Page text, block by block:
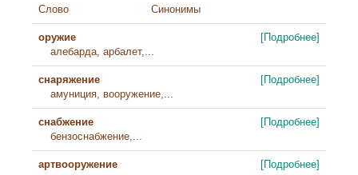
Слово
Синонимы
оружие
алебарда, арбалет,...
[Подробнее]
снаряжение
амуниция, вооружение,...
[Подробнее]
снабжение
бензоснабжение,...
[Подробнее]
артвооружение
[Подробнее]